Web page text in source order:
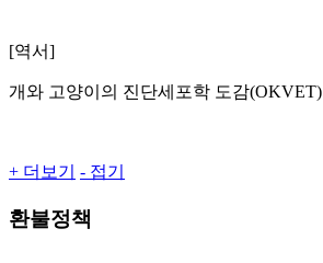
[역서]
개와 고양이의 진단세포학 도감(OKVET)
+ 더보기 - 접기
환불정책